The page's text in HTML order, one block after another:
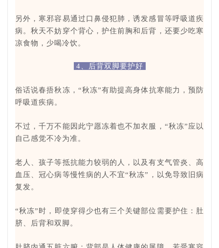
另外，寒邪容易通过口鼻侵犯肺，诱发感冒等呼吸道疾
病。秋天不妨穿个背心，护住前胸和后背，还要少吃寒
凉食物，少喝冷饮。
4、后背双脚要护好
俗话说春捂秋冻，“秋冻”有助提高身体抗寒能力，预防
呼吸道疾病。
不过，千万不能因此宁愿冻着也不加衣服，“秋冻”应以
自己感觉不冷为准。
老人、孩子等抵抗能力较弱的人，以及有支气管炎、高
血压、冠心病等慢性病的人不宜“秋冻”，以免导致旧病
复发。
“秋冻”时，即使穿得少也有三个关键部位需要护住：肚
脐、后背和双脚。